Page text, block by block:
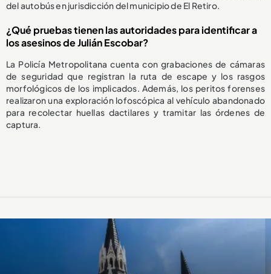
del autobús en jurisdicción del municipio de El Retiro.
¿Qué pruebas tienen las autoridades para identificar a
los asesinos de Julián Escobar?
La Policía Metropolitana cuenta con grabaciones de cámaras
de seguridad que registran la ruta de escape y los rasgos
morfológicos de los implicados. Además, los peritos forenses
realizaron una exploración lofoscópica al vehículo abandonado
para recolectar huellas dactilares y tramitar las órdenes de
captura.